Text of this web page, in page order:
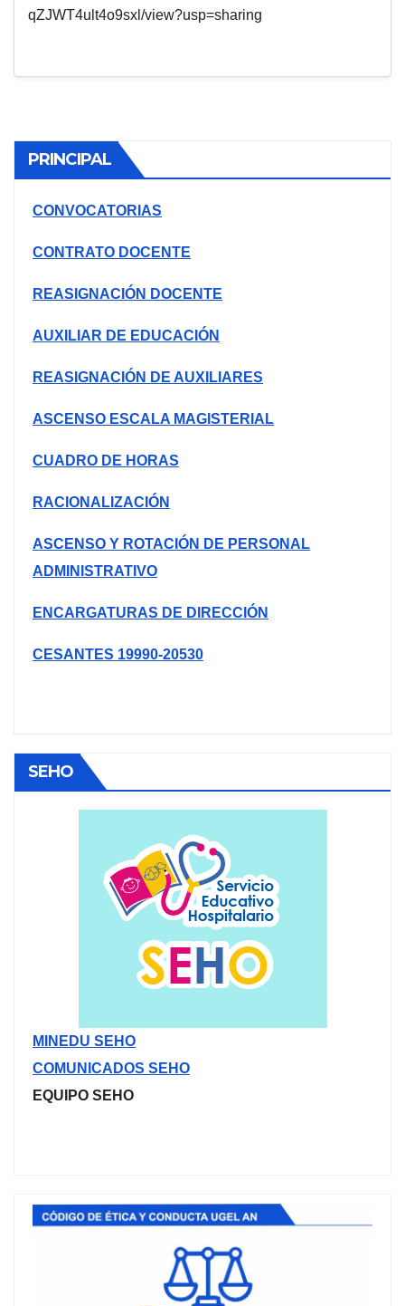
qZJWT4ult4o9sxl/view?usp=sharing
PRINCIPAL
CONVOCATORIAS
CONTRATO DOCENTE
REASIGNACIÓN DOCENTE
AUXILIAR DE EDUCACIÓN
REASIGNACIÓN DE AUXILIARES
ASCENSO ESCALA MAGISTERIAL
CUADRO DE HORAS
RACIONALIZACIÓN
ASCENSO Y ROTACIÓN DE PERSONAL
ADMINISTRATIVO
ENCARGATURAS DE DIRECCIÓN
CESANTES 19990-20530
SEHO
MINEDU SEHO
COMUNICADOS SEHO
EQUIPO SEHO